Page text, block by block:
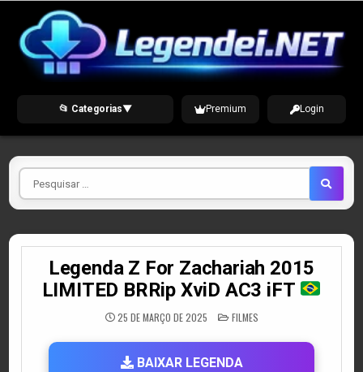
content
📂 Categorias▼ Premium Login
Pesquisar
por
Legenda Z For Zachariah 2015
LIMITED BRRip XviD AC3 iFT
25 DE MARÇO DE 2025 POSTED
IN
FILMES
BAIXAR LEGENDA